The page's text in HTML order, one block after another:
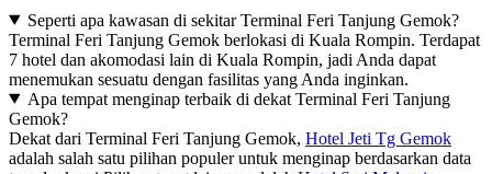
Seperti apa kawasan di sekitar Terminal Feri Tanjung Gemok?
Terminal Feri Tanjung Gemok berlokasi di Kuala Rompin. Terdapat
7 hotel dan akomodasi lain di Kuala Rompin, jadi Anda dapat
menemukan sesuatu dengan fasilitas yang Anda inginkan.
Apa tempat menginap terbaik di dekat Terminal Feri Tanjung
Gemok?
Dekat dari Terminal Feri Tanjung Gemok, Hotel Jeti Tg Gemok
adalah salah satu pilihan populer untuk menginap berdasarkan data